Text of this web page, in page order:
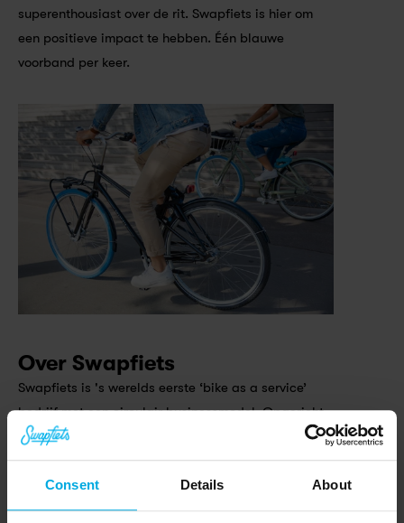
Consent Details About
superenthousiast over de rit. Swapfiets is hier om
een ​​positieve impact te hebben. Één blauwe
voorband per keer.
Over Swapfiets
Swapfiets is 's werelds eerste ‘bike as a service’
bedrijf met een circulair businessmodel. Opgericht
in 2014 in Nederland, groeide de scale-up snel uit
tot een van de meest toonaangevende leveranciers
van micro mobiliteit in Europa, met inmiddels meer
dan 270.000 leden in Nederland, Duitsland, België,